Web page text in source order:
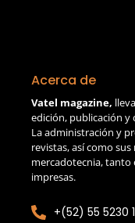
Acerca de
Vatel magazine,
edición, publicación y
La administración y
revistas, así como
mercadotecnia, tanto
impresas.
+(52) 55 5230